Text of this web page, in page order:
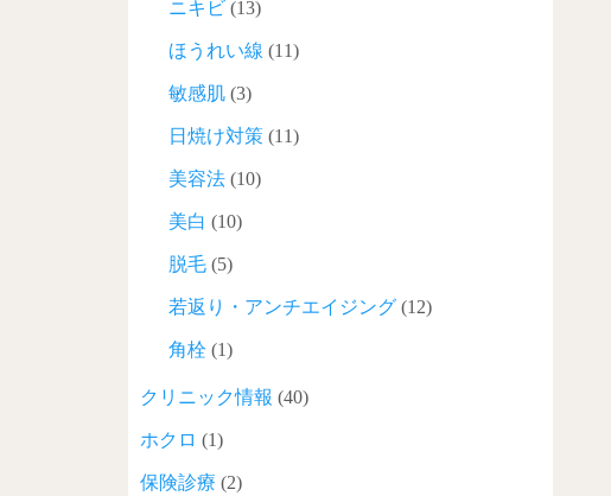
ニキビ (13)
ほうれい線 (11)
敏感肌 (3)
日焼け対策 (11)
美容法 (10)
美白 (10)
脱毛 (5)
若返り・アンチエイジング (12)
角栓 (1)
クリニック情報 (40)
ホクロ (1)
保険診療 (2)